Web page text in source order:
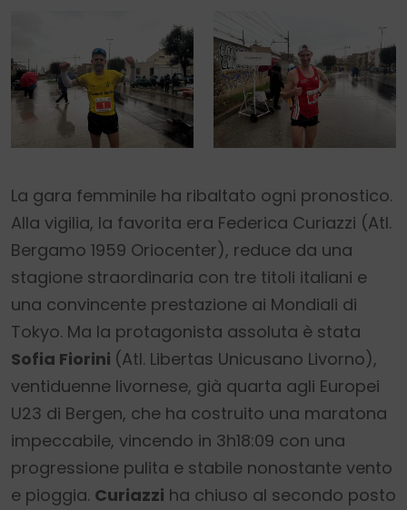
La gara femminile ha ribaltato ogni pronostico.
Alla vigilia, la favorita era Federica Curiazzi (Atl.
Bergamo 1959 Oriocenter), reduce da una
stagione straordinaria con tre titoli italiani e
una convincente prestazione ai Mondiali di
Tokyo. Ma la protagonista assoluta è stata
Sofia Fiorini (Atl. Libertas Unicusano Livorno),
ventiduenne livornese, già quarta agli Europei
U23 di Bergen, che ha costruito una maratona
impeccabile, vincendo in 3h18:09 con una
progressione pulita e stabile nonostante vento
e pioggia. Curiazzi ha chiuso al secondo posto